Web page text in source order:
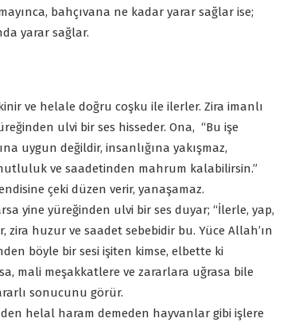
bahçıvana ne kadar yarar sağlar ise;
yarar sağlar.
ve helale doğru coşku ile ilerler. Zira imanlı
ulvi bir ses hisseder. Ona, “Bu işe
uygun değildir, insanlığına yakışmaz,
ve saadetinden mahrum kalabilirsin.”
çeki düzen verir, yanaşamaz.
yine yüreğinden ulvi bir ses duyar; “İlerle, yap,
zira huzur ve saadet sebebidir bu. Yüce Allah’ın
böyle bir sesi işiten kimse, elbette ki
mali meşakkatlere ve zararlara uğrasa bile
sonucunu görür.
helal haram demeden hayvanlar gibi işlere